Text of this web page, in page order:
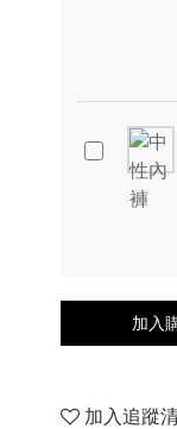
加入
加入追蹤